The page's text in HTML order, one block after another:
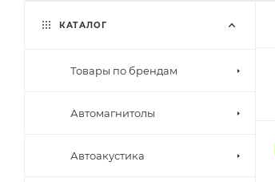
КАТАЛОГ
Товары по брендам
Автомагнитолы
Автоакустика